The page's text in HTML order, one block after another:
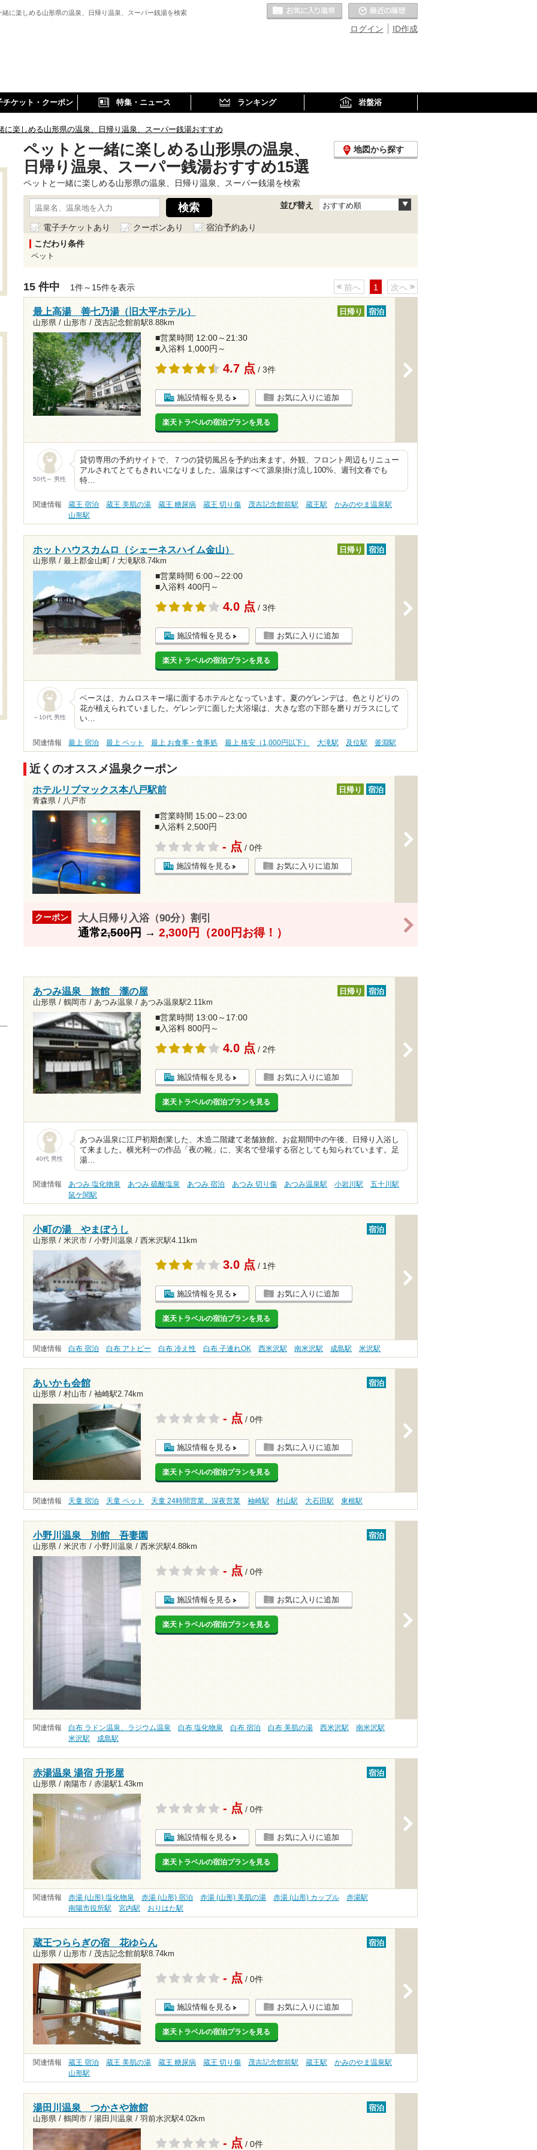
緒に楽しめる山形県の温泉、日帰り温泉、スーパー銭湯を検索
ID作成
ログイン
お気に入りの温泉
チケット・クーポン 特集・ニュース ランキング 岩盤浴
に楽しめる山形県の温泉、日帰り温泉、スーパー銭湯おすすめ
ペットと一緒に楽しめる山形県の温泉、
日帰り温泉、スーパー銭湯おすすめ15選
地図から探す
ペットと一緒に楽しめる山形県の温泉、日帰り温泉、スーパー銭湯を検索
並び替え おすすめ順
電子チケットあり クーポンあり
宿泊予約あり
こだわり条件
ペット
15 件中 1件～15件を表示 前へ 1 次へ
最上高湯 善七乃湯（旧大平ホテル）
山形県 / 山形市 / 茂吉記念館前駅8.88km
日帰り 宿泊
■営業時間 12:00～21:30
■入浴料 1,000円～
4.7 点 / 3件
施設情報を見る お気に入りに追加
楽天トラベルの宿泊プランを見る
50代～ 男性
貸切専用の予約サイトで、７つの貸切風呂を予約出来ます。外観、フロント周辺もリニュー
アルされてとてもきれいになりました。温泉はすべて源泉掛け流し100%、週刊文春でも
特…
関連情報 蔵王 宿泊 蔵王 美肌の湯 蔵王 糖尿病 蔵王 切り傷 茂吉記念館前駅 蔵王駅
かみのやま温泉駅
山形駅
ホットハウスカムロ（シェーネスハイム金山）
山形県 / 最上郡金山町 / 大滝駅8.74km
日帰り 宿泊
■営業時間 6:00～22:00
■入浴料 400円～
4.0 点 / 3件
施設情報を見る お気に入りに追加
楽天トラベルの宿泊プランを見る
～10代 男性
ベースは、カムロスキー場に面するホテルとなっています。夏のゲレンデは、色とりどりの
花が植えられていました。ゲレンデに面した大浴場は、大きな窓の下部を磨りガラスにして
い…
関連情報 最上 宿泊 最上 ペット 最上 お食事・食事処 最上 格安（1,000円以下） 大滝駅 及位駅 釜淵駅
近くのオススメ温泉クーポン
ホテルリブマックス本八戸駅前
青森県 / 八戸市
日帰り 宿泊
■営業時間 15:00～23:00
■入浴料 2,500円
- 点 / 0件
施設情報を見る お気に入りに追加
クーポン 大人日帰り入浴（90分）割引
通常2,500円→ 2,300円（200円お得！）
あつみ温泉 旅館 瀧の屋
山形県 / 鶴岡市 / あつみ温泉 / あつみ温泉駅2.11km
日帰り 宿泊
■営業時間 13:00～17:00
■入浴料 800円～
4.0 点 / 2件
施設情報を見る お気に入りに追加
楽天トラベルの宿泊プランを見る
40代 男性
あつみ温泉に江戸初期創業した、木造二階建て老舗旅館。お盆期間中の午後、日帰り入浴し
て来ました。横光利一の作品「夜の靴」に、実名で登場する宿としても知られています。足
湯…
関連情報 あつみ 塩化物泉 あつみ 硫酸塩泉 あつみ 宿泊 あつみ 切り傷 あつみ温泉駅 小岩川駅
五十川駅
鼠ケ関駅
小町の湯 やまぼうし
山形県 / 米沢市 / 小野川温泉 / 西米沢駅4.11km
宿泊
3.0 点 / 1件
施設情報を見る お気に入りに追加
楽天トラベルの宿泊プランを見る
関連情報 白布 宿泊 白布 アトピー 白布 冷え性 白布 子連れOK 西米沢駅 南米沢駅 成島駅 米沢駅
あいかも会館
山形県 / 村山市 / 袖崎駅2.74km
宿泊
- 点 / 0件
施設情報を見る お気に入りに追加
楽天トラベルの宿泊プランを見る
関連情報 天童 宿泊 天童 ペット 天童 24時間営業、深夜営業 袖崎駅 村山駅 大石田駅 東根駅
小野川温泉 別館 吾妻園
山形県 / 米沢市 / 小野川温泉 / 西米沢駅4.88km
宿泊
- 点 / 0件
施設情報を見る お気に入りに追加
楽天トラベルの宿泊プランを見る
関連情報 白布 ラドン温泉、ラジウム温泉 白布 塩化物泉 白布 宿泊 白布 美肌の湯 西米沢駅
南米沢駅
米沢駅
成島駅
赤湯温泉 湯宿 升形屋
山形県 / 南陽市 / 赤湯駅1.43km
宿泊
- 点 / 0件
施設情報を見る お気に入りに追加
楽天トラベルの宿泊プランを見る
関連情報 赤湯 (山形) 塩化物泉 赤湯 (山形) 宿泊 赤湯 (山形) 美肌の湯 赤湯 (山形) カップル
赤湯駅
南陽市役所駅
宮内駅 おりはた駅
蔵王つららぎの宿 花ゆらん
山形県 / 山形市 / 茂吉記念館前駅8.74km
宿泊
- 点 / 0件
施設情報を見る お気に入りに追加
楽天トラベルの宿泊プランを見る
関連情報 蔵王 宿泊 蔵王 美肌の湯 蔵王 糖尿病 蔵王 切り傷 茂吉記念館前駅 蔵王駅
かみのやま温泉駅
山形駅
湯田川温泉 つかさや旅館
山形県 / 鶴岡市 / 湯田川温泉 / 羽前水沢駅4.02km
宿泊
- 点 / 0件